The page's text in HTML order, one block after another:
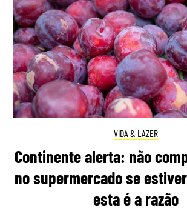
VIDA & LAZER
Continente alerta: não
no supermercado se
esta é a razão